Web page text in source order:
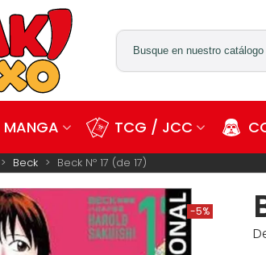
MANGA TCG / JCC
> Beck > Beck Nº 17 (de 17)
-5%